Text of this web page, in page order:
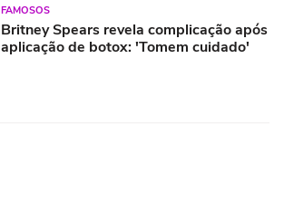
FAMOSOS
Britney Spears revela complicação após
aplicação de botox: 'Tomem cuidado'